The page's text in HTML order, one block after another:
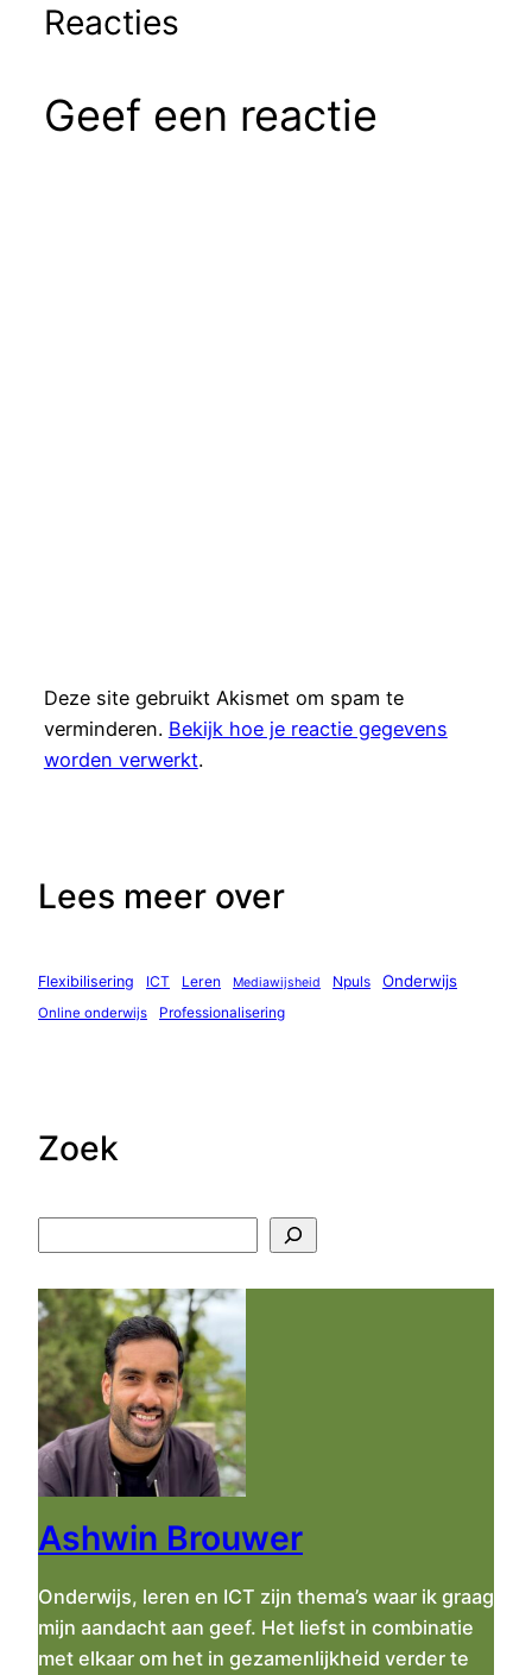
Reacties
Geef een reactie
Deze site gebruikt Akismet om spam te
verminderen. Bekijk hoe je reactie gegevens
worden verwerkt.
Lees meer over
Flexibilisering ICT Leren Mediawijsheid Npuls Onderwijs
Online onderwijs Professionalisering
Zoek
e
k
e
n
Ashwin Brouwer
Onderwijs, leren en ICT zijn thema’s waar ik graag
mijn aandacht aan geef. Het liefst in combinatie
met elkaar om het in gezamenlijkheid verder te